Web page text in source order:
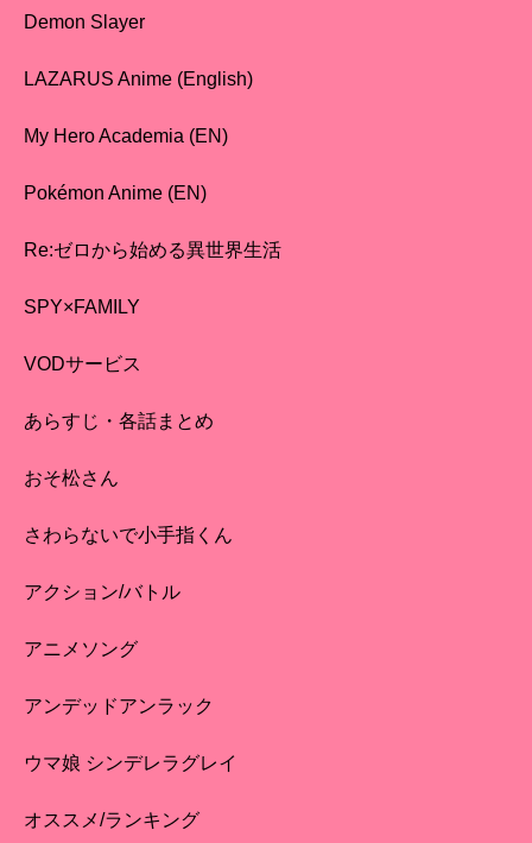
Demon Slayer
LAZARUS Anime (English)
My Hero Academia (EN)
Pokémon Anime (EN)
Re:ゼロから始める異世界生活
SPY×FAMILY
VODサービス
あらすじ・各話まとめ
おそ松さん
さわらないで小手指くん
アクション/バトル
アニメソング
アンデッドアンラック
ウマ娘 シンデレラグレイ
オススメ/ランキング